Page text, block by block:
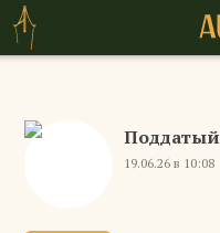
19.06.26 в 10:08